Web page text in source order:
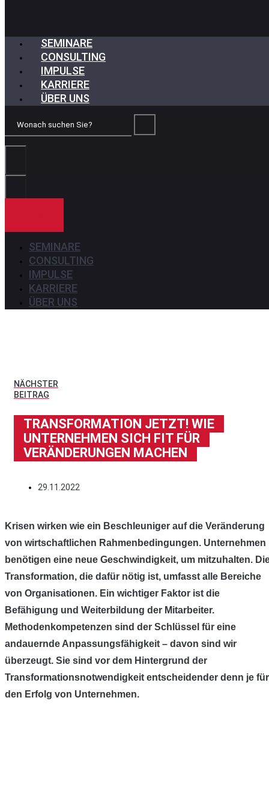
SEMINARE
CONSULTING
IMPULSE
KARRIERE
ÜBER UNS
Wonach
Sie?
SEMINARE
CONSULTING
IMPULSE
KARRIERE
ÜBER UNS
NÄCHSTER
BEITRAG
TRANSFORMATION JETZT! WIE
UNTERNEHMEN SICH FIT FÜR
VERÄNDERUNGEN MACHEN
29.11.2022
Krisen wirken wie ein Beschleuniger auf die Veränderung
von wirtschaftlichen Rahmenbedingungen. Unternehmen
benötigen eine neue Geschwindigkeit, um mitzuhalten.
Transformation, die dafür nötig ist, umfasst alle Bereiche
von Organisationen. Ein wichtiger Faktor ist die
Befähigung und Weiterbildung der Mitarbeiter.
Methodenkompetenzen sind der Schlüssel für eine
andauernde Anpassungsfähigkeit – davon sind wir
überzeugt. Sie sind vor dem Hintergrund der
Transformationsnotwendigkeit entscheidender denn je für
den Erfolg von Unternehmen.